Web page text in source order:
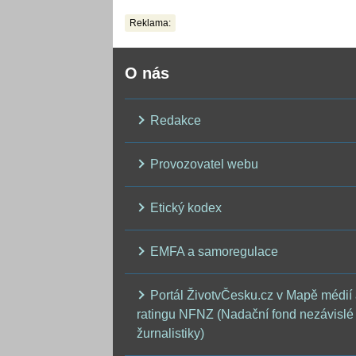
Reklama:
O nás
Redakce
Provozovatel webu
Etický kodex
EMFA a samoregulace
Portál ŽivotvČesku.cz v Mapě médií
ratingu NFNZ (Nadační fond nezávislé
žurnalistiky)